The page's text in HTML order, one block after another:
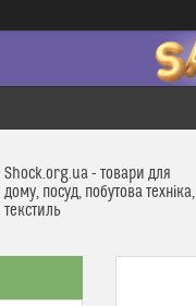
Shock.org.ua - товари для
дому, посуд, побутова техніка,
текстиль